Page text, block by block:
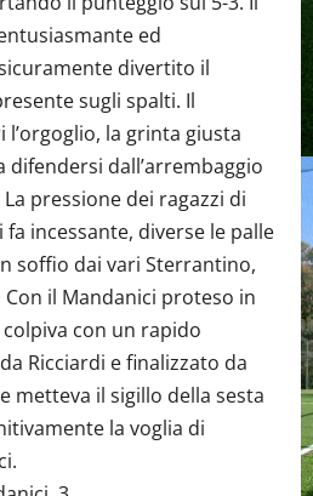
ed
divertito il
sugli spalti. Il
la grinta giusta
difendersi dall’arrembaggio
pressione dei ragazzi di
incessante, diverse le palle
soffio dai vari Sterrantino,
il Mandanici proteso in
con un rapido
Ricciardi e finalizzato da
metteva il sigillo della sesta
la voglia di